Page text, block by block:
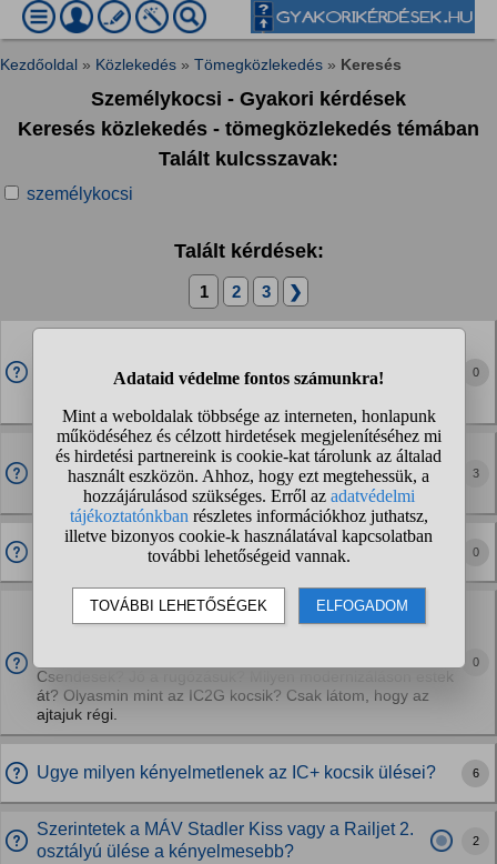
Kezdőoldal » Közlekedés » Tömegközlekedés » Keresés
Személykocsi - Gyakori kérdések
Keresés közlekedés - tömegközlekedés témában
Talált kulcsszavak:
személykocsi
Talált kérdések:
1 2 3 ❯
A Bpmee lehúzhatós ablakú kocsikra nem gondolok. Azok
0
A MÁV Caf, DWA/DVJ IC/EC kocsiai légrugósak?
Látszatra nem azok. A Copilot szerint sem. De a ChatGPT
szerint az.
3
MÁV Caf vagy DWA/DJV kocsival szeretsz
jobban utazni?
0
A MÁV BCMZ és BCBMZ DB-AW kocsiajait 1962 és
1972 között gyártották, hogyan teljesítik az Euronight
Csendesek? Jó a rugózásuk? Milyen modernizáláson estek
át? Olyasmin mint az IC2G kocsik? Csak látom, hogy az
ajtajuk régi.
0
Ugye milyen kényelmetlenek az IC+ kocsik ülései? 6
Szerintetek a MÁV Stadler Kiss vagy a Railjet 2.
osztályú ülése a kényelmesebb?
2